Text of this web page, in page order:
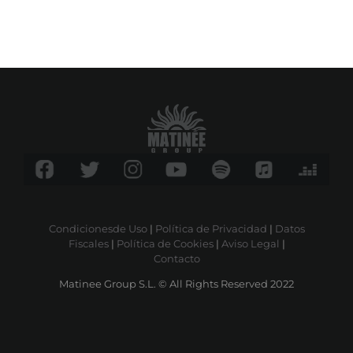
Condicionesde Uso| Política de Privacidad | Datos
Fiscales| Política de Cookies| Aviso Legal |
Contacto
Matinee Group S.L. © All Rights Reserved 2022